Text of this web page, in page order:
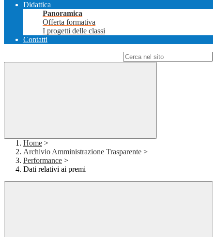
Didattica
Panoramica
Offerta formativa
I progetti delle classi
Contatti
Home >
Archivio Amministrazione Trasparente >
Performance >
Dati relativi ai premi